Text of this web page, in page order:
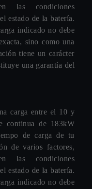
las condiciones
estado de la batería.
indicado no debe
sino como una
tiene un carácter
una garantía del
carga entre el 10 y
continua de 183kW
de carga de tu
de varios factores,
las condiciones
estado de la batería.
indicado no debe